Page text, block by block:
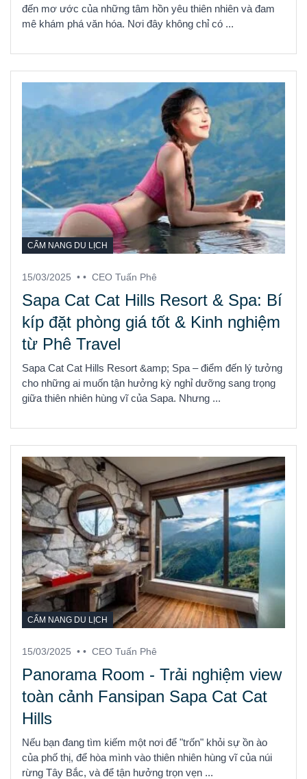
đến mơ ước của những tâm hồn yêu thiên nhiên và đam
mê khám phá văn hóa. Nơi đây không chỉ có ...
CẨM NANG DU LỊCH
15/03/2025 • • CEO Tuấn Phê
Sapa Cat Cat Hills Resort & Spa: Bí
kíp đặt phòng giá tốt & Kinh nghiệm
từ Phê Travel
Sapa Cat Cat Hills Resort &amp; Spa – điểm đến lý tưởng
cho những ai muốn tận hưởng kỳ nghỉ dưỡng sang trọng
giữa thiên nhiên hùng vĩ của Sapa. Nhưng ...
CẨM NANG DU LỊCH
15/03/2025 • • CEO Tuấn Phê
Panorama Room - Trải nghiệm view
toàn cảnh Fansipan Sapa Cat Cat
Hills
Nếu bạn đang tìm kiếm một nơi để "trốn" khỏi sự ồn ào
của phố thị, để hòa mình vào thiên nhiên hùng vĩ của núi
rừng Tây Bắc, và để tận hưởng trọn vẹn ...